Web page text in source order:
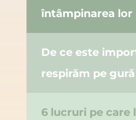
întâmpinarea lor
De ce este
respirăm pe gură
6 lucruri pe care